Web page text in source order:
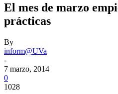
El mes de marzo
prácticas
By
inform@UVa
-
7 marzo, 2014
0
1028